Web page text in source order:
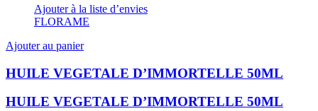
Ajouter à la liste d’envies
FLORAME
Ajouter au panier
HUILE VEGETALE D’IMMORTELLE 50ML
HUILE VEGETALE D’IMMORTELLE 50ML